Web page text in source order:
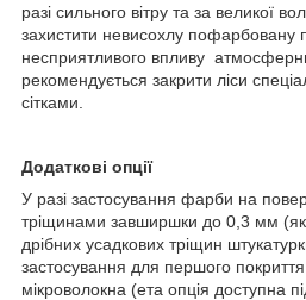
разі сильного вітру та за великої
захистити невисохлу пофарбовану
несприятливого впливу
рекомендується закрити ліси
сітками.
Додаткові опції
У разі застосування фарби на
тріщинами завширшки до 0,3 мм
дрібних усадкових тріщин
застосування для першого
мікроволокна (ета опція доступна